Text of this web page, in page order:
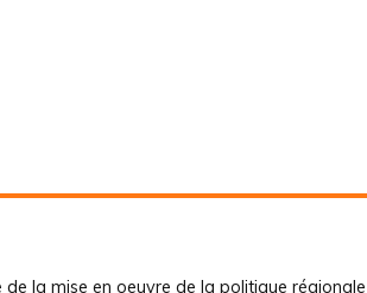
la mise en oeuvre de la politique régionale